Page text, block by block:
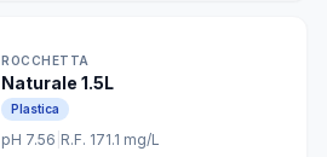
ROCCHETTA
Naturale 1.5L
Plastica
pH 7.56 R.F. 171.1 mg/L